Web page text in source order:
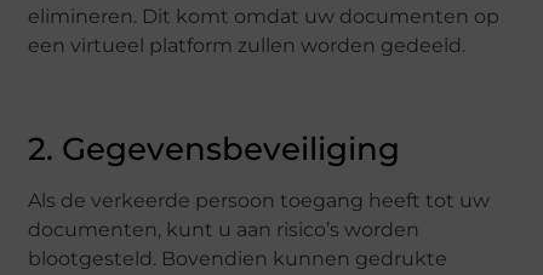
elimineren. Dit komt omdat uw documenten op
een virtueel platform zullen worden gedeeld.
2. Gegevensbeveiliging
Als de verkeerde persoon toegang heeft tot uw
documenten, kunt u aan risico’s worden
blootgesteld. Bovendien kunnen gedrukte